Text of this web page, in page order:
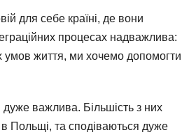
для себе країні, де вони
процесах надважлива:
умов життя, ми хочемо допомогти
важлива. Більшість з них
Польщі, та сподіваються дуже